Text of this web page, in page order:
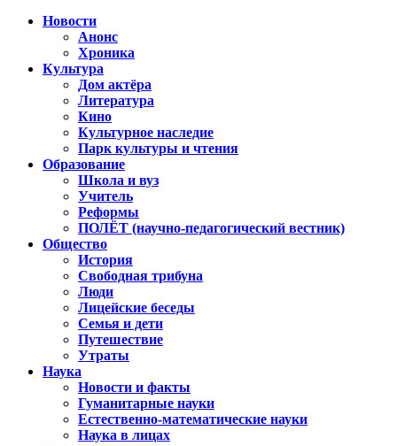
Новости
Анонс
Хроника
Культура
Дом актёра
Литература
Кино
Культурное наследие
Парк культуры и чтения
Образование
Школа и вуз
Учитель
Реформы
ПОЛЁТ (научно-педагогический вестник)
Общество
История
Свободная трибуна
Люди
Лицейские беседы
Семья и дети
Путешествие
Утраты
Наука
Новости и факты
Гуманитарные науки
Естественно-математические науки
Наука в лицах